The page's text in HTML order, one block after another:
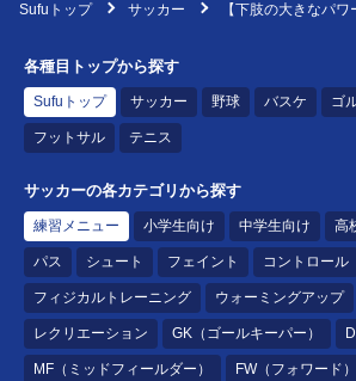
Sufuトップ サッカー 【下肢の大きなパ
各種目トップから探す
Sufuトップ サッカー 野球 バスケ ゴ
フットサル テニス
サッカーの各カテゴリから探す
練習メニュー 小学生向け 中学生向け 高
パス シュート フェイント コントロール
フィジカルトレーニング ウォーミングアップ
レクリエーション GK（ゴールキーパー）
MF（ミッドフィールダー） FW（フォワード）